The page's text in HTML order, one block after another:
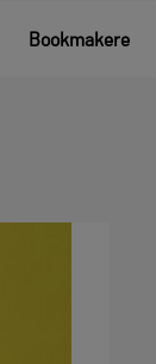
Bookmakere